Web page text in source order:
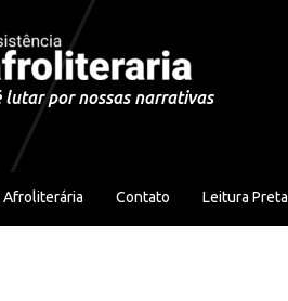
lutar por nossas narrativas
Afroliterária Contato Leitura Preta